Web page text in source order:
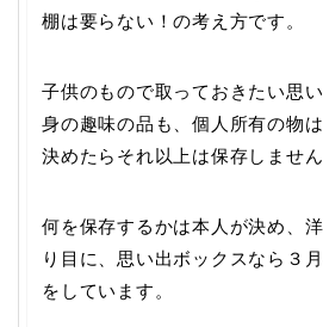
棚は要らない！の考え方です。
子供のもので取っておきたい思
身の趣味の品も、個人所有の物
決めたらそれ以上は保存しません
何を保存するかは本人が決め、
り目に、思い出ボックスなら３
をしています。